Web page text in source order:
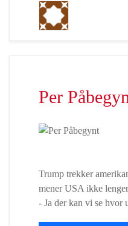
Per
Trump trekker
mener USA ikke
- Ja der kan vi se hvor